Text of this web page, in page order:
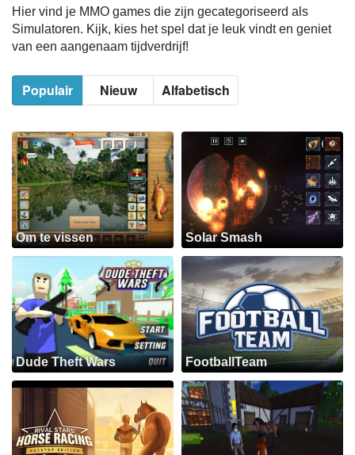
Hier vind je MMO games die zijn gecategoriseerd als
Simulatoren. Kijk, kies het spel dat je leuk vindt en geniet
van een aangenaam tijdverdrijf!
Populair Nieuw Alfabetisch
Om te vissen Solar Smash
Dude Theft Wars FootballTeam